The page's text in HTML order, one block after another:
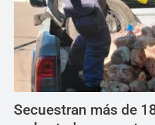
Secuestran más de